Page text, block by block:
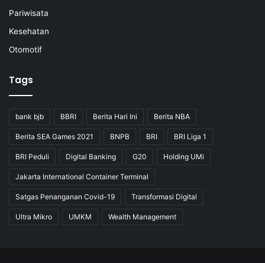
Pariwisata
Kesehatan
Otomotif
Tags
bank bjb BBRI Berita Hari Ini Berita NBA
Berita SEA Games 2021 BNPB BRI BRI Liga 1
BRI Peduli Digital Banking G20 Holding UMi
Jakarta International Container Terminal
Satgas Penanganan Covid-19 Transformasi Digital
Ultra Mikro UMKM Wealth Management